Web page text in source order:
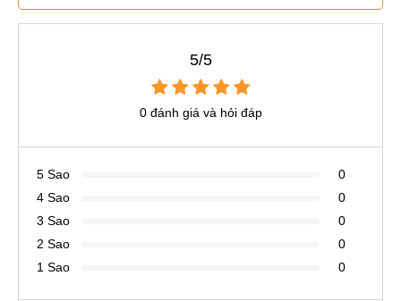
5/5
0 đánh giá và hỏi đáp
5 Sao
0
4 Sao
0
3 Sao
0
2 Sao
0
1 Sao
0